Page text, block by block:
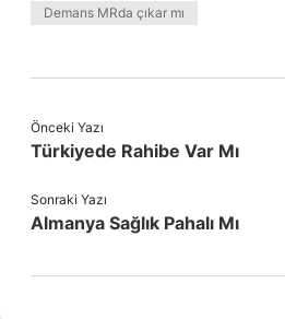
Demans MRda çıkar mı
Önceki Yazı
Türkiyede Rahibe Var Mı
Sonraki Yazı
Almanya Sağlık Pahalı Mı